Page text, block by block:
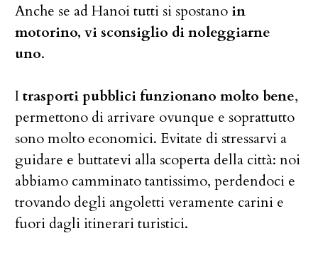
Anche se ad Hanoi tutti si spostano in
motorino, vi sconsiglio di noleggiarne
uno.
I trasporti pubblici funzionano molto bene,
permettono di arrivare ovunque e soprattutto
sono molto economici. Evitate di stressarvi a
guidare e buttatevi alla scoperta della città: noi
abbiamo camminato tantissimo, perdendoci e
trovando degli angoletti veramente carini e
fuori dagli itinerari turistici.